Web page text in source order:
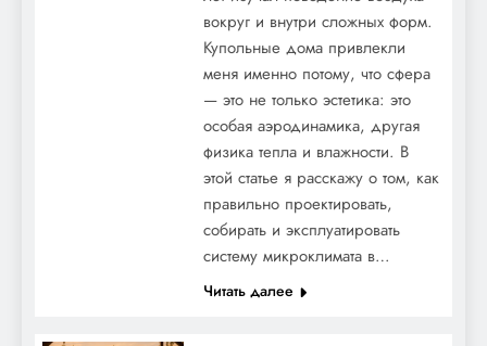
вокруг и внутри сложных форм.
Купольные дома привлекли
меня именно потому, что сфера
— это не только эстетика: это
особая аэродинамика, другая
физика тепла и влажности. В
этой статье я расскажу о том, как
правильно проектировать,
собирать и эксплуатировать
систему микроклимата в…
Читать далее